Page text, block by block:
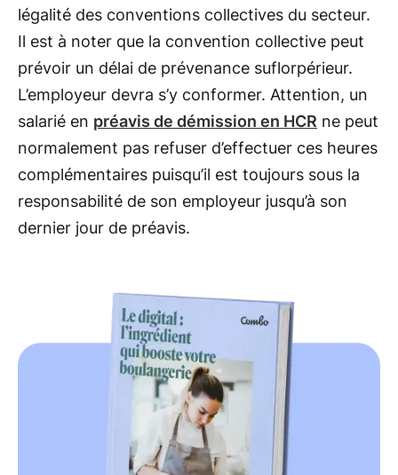
légalité des conventions collectives du secteur.
Il est à noter que la convention collective peut
prévoir un délai de prévenance suflorpérieur.
L’employeur devra s’y conformer. Attention, un
salarié en préavis de démission en HCR ne peut
normalement pas refuser d’effectuer ces heures
complémentaires puisqu’il est toujours sous la
responsabilité de son employeur jusqu’à son
dernier jour de préavis.